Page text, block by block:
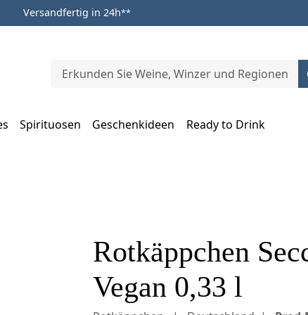
Versandfertig in 24h**
Spirituosen Geschenkideen
Ready to Drink
Rotkäppchen
Vegan 0,33 l